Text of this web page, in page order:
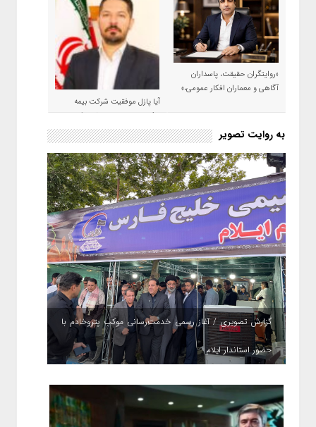
«روایتگران حقیقت، پاسداران
آگاهی و معماران افکار عمومی،»
آیا پازل موفقیت شرکت بیمه
حکمت صبا در سال ۱۴۰۵ کامل می
شود؟!
به روایت تصویر
گزارش تصویری / آغاز رسمی خدمت‌رسانی موکب پتروخادم با
حضور استاندار ایلام